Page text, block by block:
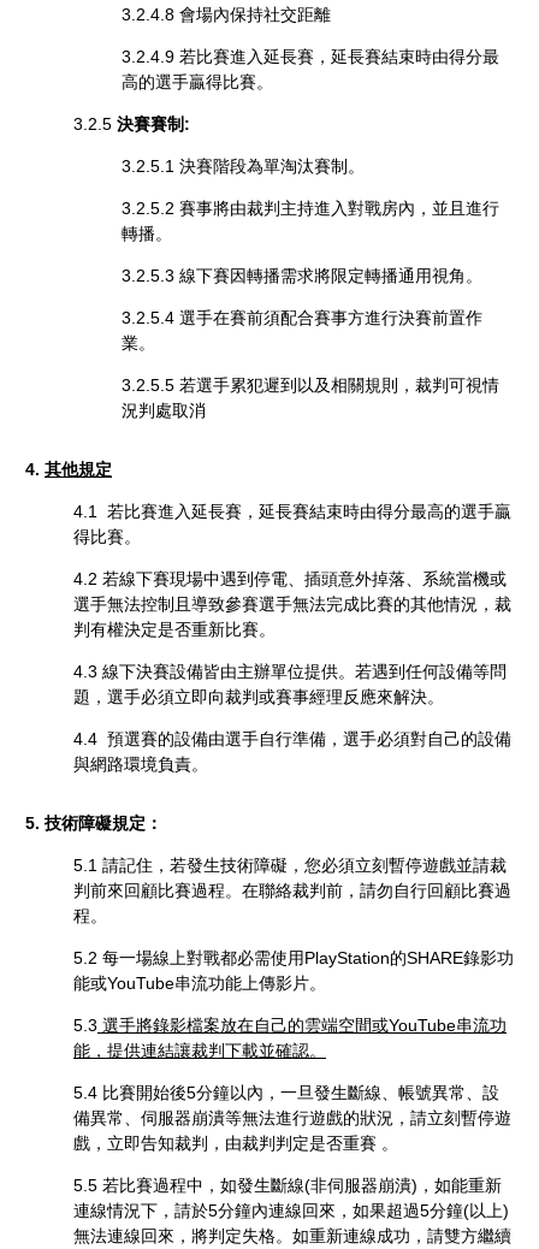
3.2.4.8 會場內保持社交距離
3.2.4.9 若比賽進入延長賽，延長賽結束時由得分最
高的選手贏得比賽。
3.2.5 決賽賽制:
3.2.5.1 決賽階段為單淘汰賽制。
3.2.5.2 賽事將由裁判主持進入對戰房內，並且進行
轉播。
3.2.5.3 線下賽因轉播需求將限定轉播通用視角。
3.2.5.4 選手在賽前須配合賽事方進行決賽前置作
業。
3.2.5.5 若選手累犯遲到以及相關規則，裁判可視情
況判處取消
4. 其他規定
4.1 若比賽進入延長賽，延長賽結束時由得分最高的選手贏
得比賽。
4.2 若線下賽現場中遇到停電、插頭意外掉落、系統當機或
選手無法控制且導致參賽選手無法完成比賽的其他情況，裁
判有權決定是否重新比賽。
4.3 線下決賽設備皆由主辦單位提供。若遇到任何設備等問
題，選手必須立即向裁判或賽事經理反應來解決。
4.4 預選賽的設備由選手自行準備，選手必須對自己的設備
與網路環境負責。
5. 技術障礙規定：
5.1 請記住，若發生技術障礙，您必須立刻暫停遊戲並請裁
判前來回顧比賽過程。在聯絡裁判前，請勿自行回顧比賽過
程。
5.2 每一場線上對戰都必需使用PlayStation的SHARE錄影功
能或YouTube串流功能上傳影片。
5.3 選手將錄影檔案放在自己的雲端空間或YouTube串流功
能，提供連結讓裁判下載並確認。
5.4 比賽開始後5分鐘以內，一旦發生斷線、帳號異常、設
備異常、伺服器崩潰等無法進行遊戲的狀況，請立刻暫停遊
戲，立即告知裁判，由裁判判定是否重賽 。
5.5 若比賽過程中，如發生斷線(非伺服器崩潰)，如能重新
連線情況下，請於5分鐘內連線回來，如果超過5分鐘(以上)
無法連線回來，將判定失格。如重新連線成功，請雙方繼續